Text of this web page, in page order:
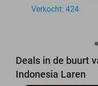
Verkocht: 424
Deals in de buurt
Indonesia Laren